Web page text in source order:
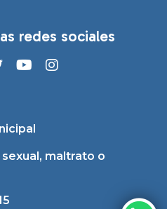
redes sociales
maltrato o